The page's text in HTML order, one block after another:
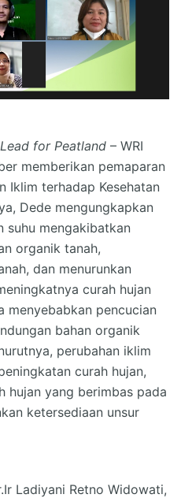
for Peatland – WRI
memberikan pemaparan
Iklim terhadap Kesehatan
Dede mengungkapkan
suhu mengakibatkan
organik tanah,
dan menurunkan
curah hujan
menyebabkan pencucian
bahan organik
perubahan iklim
curah hujan,
hujan yang berimbas pada
ketersediaan unsur
Ladiyani Retno Widowati,